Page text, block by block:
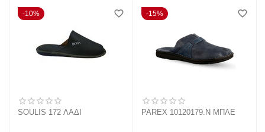
10%
SOULIS 172 ΛΑΔΙ
15%
PAREX 10120179.N ΜΠΛΕ